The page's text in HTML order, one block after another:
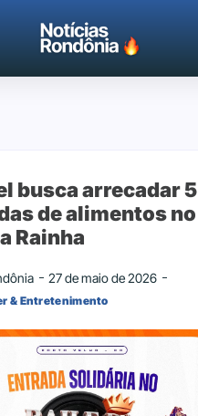
busca arrecadar 5
de alimentos no
Rainha
27 de maio de 2026
& Entretenimento